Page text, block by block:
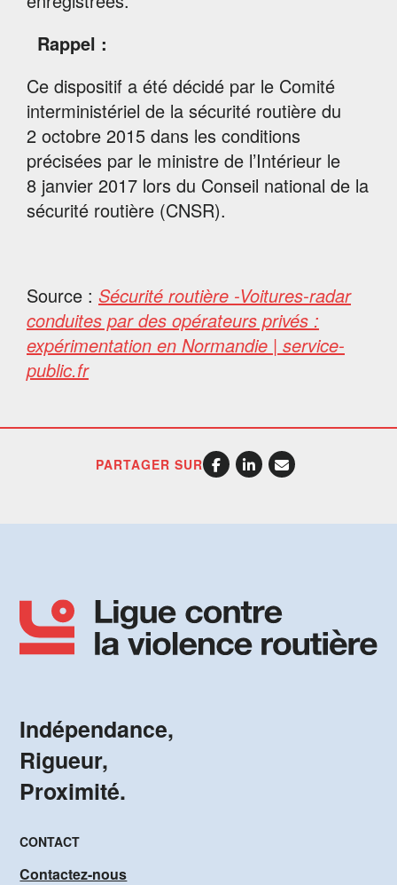
Rappel :
Ce dispositif a été décidé par le Comité
interministériel de la sécurité routière du
2 octobre 2015 dans les conditions
précisées par le ministre de l’Intérieur le
8 janvier 2017 lors du Conseil national de la
sécurité routière (CNSR).
Source : Sécurité routière -Voitures-radar
conduites par des opérateurs privés :
expérimentation en Normandie | service-
public.fr
PARTAGER SUR
Indépendance,
Rigueur,
Proximité.
CONTACT
Contactez-nous